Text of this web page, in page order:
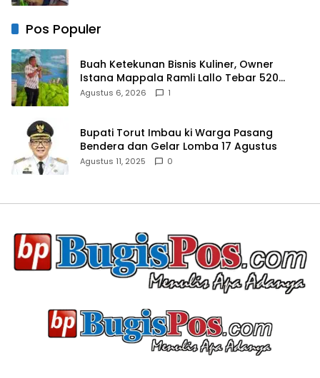
Pos Populer
Buah Ketekunan Bisnis Kuliner, Owner
Istana Mappala Ramli Lallo Tebar 520
Paket Sembako di Gowa
Agustus 6, 2026 1
Bupati Torut Imbau ki Warga Pasang
Bendera dan Gelar Lomba 17 Agustus
Agustus 11, 2025 0